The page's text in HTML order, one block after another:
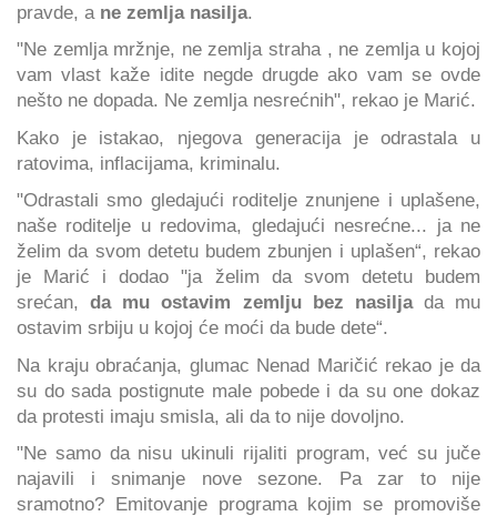
pravde, a ne zemlja nasilja.
"Ne zemlja mržnje, ne zemlja straha , ne zemlja u kojoj
vam vlast kaže idite negde drugde ako vam se ovde
nešto ne dopada. Ne zemlja nesrećnih", rekao je Marić.
Kako je istakao, njegova generacija je odrastala u
ratovima, inflacijama, kriminalu.
"Odrastali smo gledajući roditelje znunjene i uplašene,
naše roditelje u redovima, gledajući nesrećne... ja ne
želim da svom detetu budem zbunjen i uplašen“, rekao
je Marić i dodao "ja želim da svom detetu budem
srećan,da mu ostavim zemlju bez nasiljada mu
ostavim srbiju u kojoj će moći da bude dete“.
Na kraju obraćanja, glumac Nenad Maričić rekao je da
su do sada postignute male pobede i da su one dokaz
da protesti imaju smisla, ali da to nije dovoljno.
"Ne samo da nisu ukinuli rijaliti program, već su juče
najavili i snimanje nove sezone. Pa zar to nije
sramotno? Emitovanje programa kojim se promoviše